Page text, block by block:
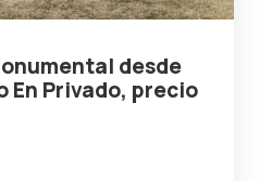
desde
En Privado, precio